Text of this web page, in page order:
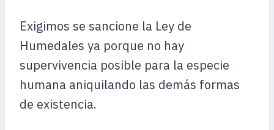
Exigimos se sancione la Ley de
Humedales ya porque no hay
supervivencia posible para la especie
humana aniquilando las demás formas
de existencia.